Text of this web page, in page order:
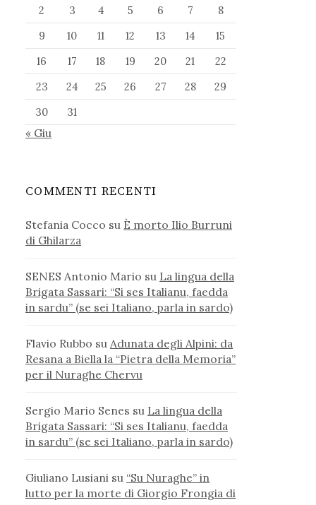
2
3 4 5 6 7
8
9
10 11 12 13 14
15
16
17 18 19 20 21
22
23
24 25 26 27 28
29
30
31
« Giu
COMMENTI RECENTI
Stefania Cocco su È morto Ilio Burruni
di Ghilarza
SENES Antonio Mario su La lingua della
Brigata Sassari: “Si ses Italianu, faedda
in sardu” (se sei Italiano, parla in sardo)
Flavio Rubbo su Adunata degli Alpini: da
Resana a Biella la “Pietra della Memoria”
per il Nuraghe Chervu
Sergio Mario Senes su La lingua della
Brigata Sassari: “Si ses Italianu, faedda
in sardu” (se sei Italiano, parla in sardo)
Giuliano Lusiani su “Su Nuraghe” in
lutto per la morte di Giorgio Frongia di